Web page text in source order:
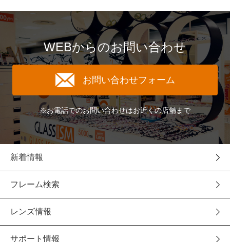
WEBからのお問い合わせ
お問い合わせフォーム
※お電話でのお問い合わせはお近くの店舗まで
新着情報
フレーム検索
レンズ情報
サポート情報